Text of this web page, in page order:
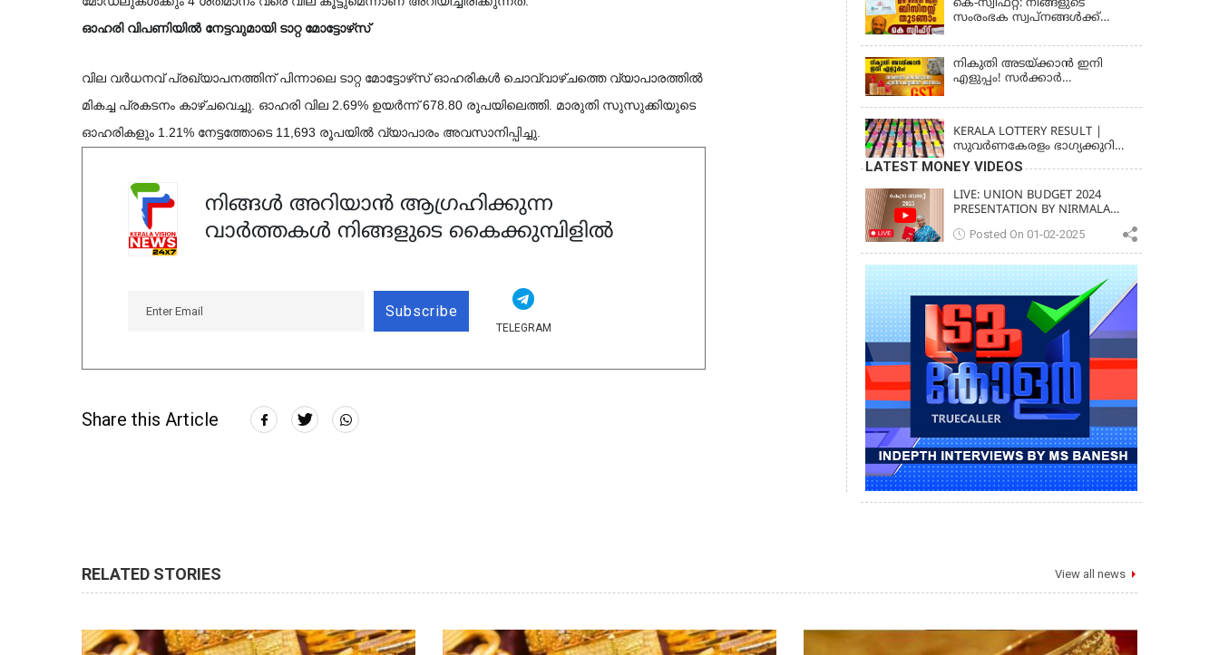
ഓഹരി വിപണിയിൽ നേട്ടവുമായി ടാറ്റ മോട്ടോഴ്‌സ്
വില വർധനവ് പ്രഖ്യാപനത്തിന് പിന്നാലെ ടാറ്റ മോട്ടോഴ്‌സ് ഓഹരികൾ ചൊവ്വാഴ്ചത്തെ വ്യാപാരത്തിൽ
മികച്ച പ്രകടനം കാഴ്ചവെച്ചു. ഓഹരി വില 2.69% ഉയർന്ന് 678.80 രൂപയിലെത്തി. മാരുതി സുസുക്കിയുടെ
ഓഹരികളും 1.21% നേട്ടത്തോടെ 11,693 രൂപയിൽ വ്യാപാരം അവസാനിപ്പിച്ചു.
നിങ്ങൾ അറിയാൻ ആഗ്രഹിക്കുന്ന
വാർത്തകൾ നിങ്ങളുടെ കൈക്കുമ്പിളിൽ
Subscribe
TELEGRAM
Share this Article
കെ-സ്വിഫ്റ്റ്: നിങ്ങളുടെ
സംരംഭക സ്വപ്നങ്ങൾക്ക്
നികുതി അടയ്ക്കാൻ ഇനി
എളുപ്പം! സർക്കാർ
അറിയാം
KERALA LOTTERY RESULT |
സുവര്‍ണകേരളം ഭാഗ്യക്കുറി
നറുക്കെടുപ്പ് ഫലം (SUVARNA
KERALAM SK-16)
LATEST MONEY VIDEOS
LIVE: UNION BUDGET 2024
PRESENTATION BY NIRMALA
SITHARAMAN | KERALA VISION
NEWSPosted On 01-02-2025
RELATED STORIES View all news